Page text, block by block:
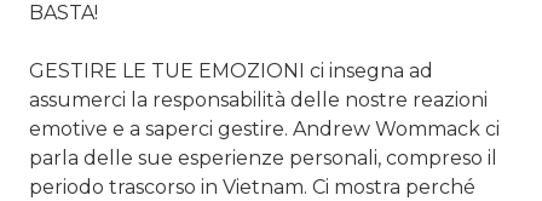
BASTA!
GESTIRE LE TUE EMOZIONI ci insegna ad
assumerci la responsabilità delle nostre reazioni
emotive e a saperci gestire. Andrew Wommack ci
parla delle sue esperienze personali, compreso il
periodo trascorso in Vietnam. Ci mostra perché